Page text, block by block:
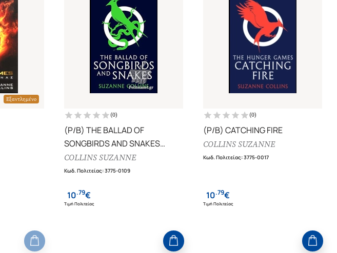
Εξαντλημένο
(0)
(P/B) THE BALLAD OF
SONGBIRDS AND SNAKES
A HUNGER GAMES NOVEL
COLLINS SUZANNE
Κωδ. Πολιτείας:3775-0109
10.79€
Τιμή Πολιτείας
(0)
(P/B) CATCHING FIRE
COLLINS SUZANNE
Κωδ. Πολιτείας:3775-0017
10.79€
Τιμή Πολιτείας